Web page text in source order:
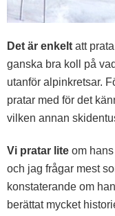
Det är enkelt att
ganska bra koll på
utanför alpinkretsar.
pratar med för det
vilken annan
Vi pratar lite om
och jag frågar mest
konstaterande om
berättat mycket